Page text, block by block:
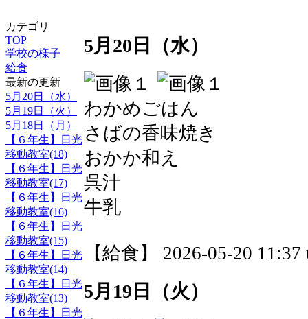
カテゴリ
TOP
学校の様子
給食
最新の更新
5月20日（水）
5月19日（火）
5月18日（月）
【６年生】日光
移動教室(18)
【６年生】日光
移動教室(17)
【６年生】日光
移動教室(16)
【６年生】日光
移動教室(15)
【６年生】日光
移動教室(14)
【６年生】日光
移動教室(13)
【６年生】日光
5月20日（水）
わかめごはん
さばの香味焼き
おかか和え
呉汁
牛乳
【給食】 2026-05-20 11:37
5月19日（火）